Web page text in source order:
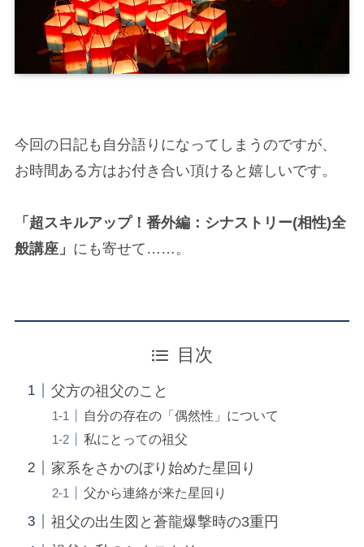
今回の日記も自分語りになってしまうのですが、
お時間ある方はお付き合い頂けると嬉しいです。
「超スキルアップ！番外編：シナストリー(相性)全
般講座」 にも寄せて……。
目次
父方の祖父のこと
自分の存在の「偶然性」について
私にとっての祖父
家系をさかのぼり始めた星回り
父から連絡が来た星回り
祖父の出生図と蒼龍爆撃時の3重円